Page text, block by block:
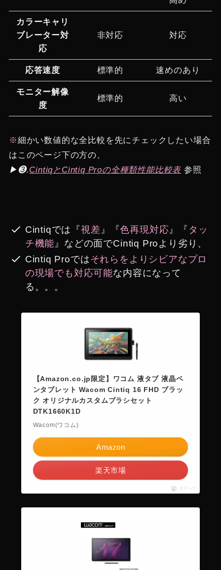
カラーキャリ
ブレーター対
応
非対応 対応
応答速度 標準的 速めのあり
モニター解像
度
標準的 高い
※細かい数値的な全比較を先にチェックしたい場合
はこのページ下の方の、
▶︎❸.CintiqとCintiq Proの全種類性能比較表 参照
Cintiqでは『視差 』『色再現対応 』『 タッ
チ機能 』などの面でCintiq Proより劣り、
Cintiq Proではそれらをよりシビアなプロ
の現場でも対応可能な内容になって
る。。。
【Amazon.co.jp限定】ワコム 液タブ 液晶ペ
ンタブレット Wacom Cintiq 16 FHD ブラッ
ク オリジナルカスタムブラシセット
DTK1660K1D
Wacom(ワコム)
Amazon
楽天市場
ポチップ